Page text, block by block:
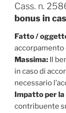
Cass. n.
bonus in
Fatto /
accorpamento
Massima: Il
in caso di
necessario
Impatto per la
contribuente